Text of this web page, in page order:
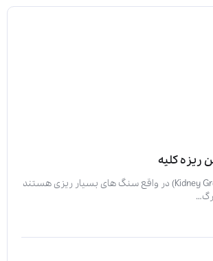
کلیه
شن ریزه کلیه (Kidney Gravel) در واقع سنگ های بسیار ریزی هستند